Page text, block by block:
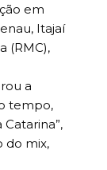
em
Itajaí
(RMC),
a
tempo,
do mix,